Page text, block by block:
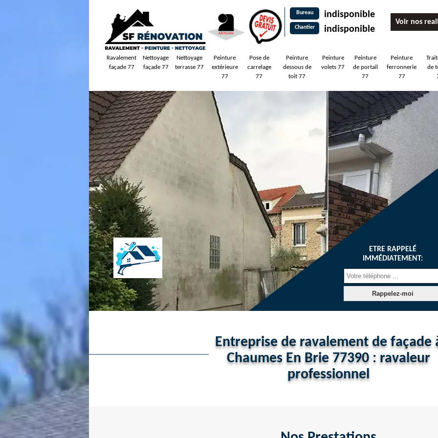
Bureau indisponible
Chantier indisponible
Voir nos
Ravalement
façade 77
Nettoyage
façade 77
Nettoyage
terrasse 77
Peinture
extérieure
77
Pose de
carrelage
77
Peinture
dessous de
toit 77
Peinture
volets 77
Peinture
de portail
77
Peinture
ferronnerie
77
de
ETRE RAPPELÉ
IMMÉDIATEMENT:
Entreprise de ravalement de façade
Chaumes En Brie 77390 : ravaleur
professionnel